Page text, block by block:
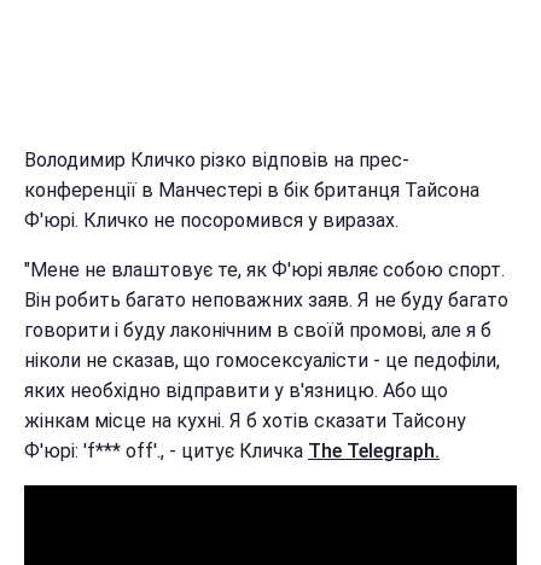
Володимир Кличко різко відповів на прес-
конференції в Манчестері в бік британця Тайсона
Ф'юрі. Кличко не посоромився у виразах.
"Мене не влаштовує те, як Ф'юрі являє собою спорт.
Він робить багато неповажних заяв. Я не буду багато
говорити і буду лаконічним в своїй промові, але я б
ніколи не сказав, що гомосексуалісти - це педофіли,
яких необхідно відправити у в'язницю. Або що
жінкам місце на кухні. Я б хотів сказати Тайсону
Ф'юрі: 'f*** off'., - цитує Кличка The Telegraph.